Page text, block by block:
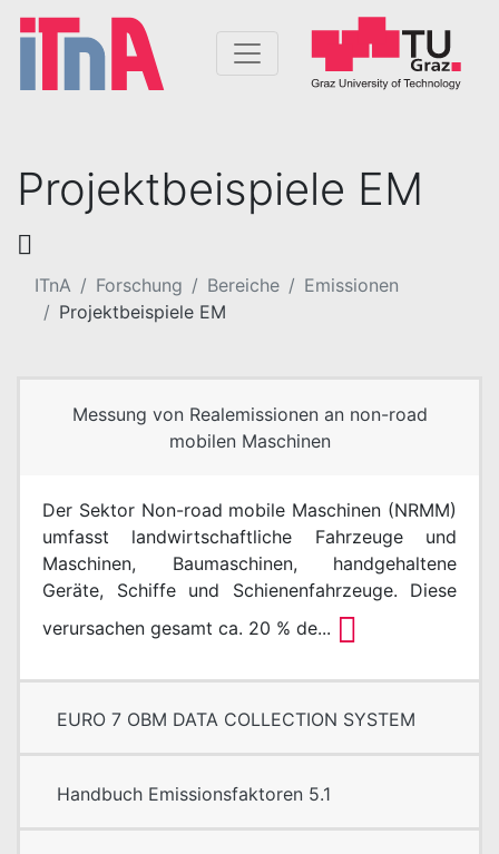
Projektbeispiele EM
ITnA Forschung Bereiche
Emissionen
Projektbeispiele EM
Messung von Realemissionen an non-road
mobilen Maschinen
Der Sektor Non-road mobile Maschinen (NRMM)
umfasst landwirtschaftliche Fahrzeuge und
Maschinen, Baumaschinen, handgehaltene
Geräte, Schiffe und Schienenfahrzeuge. Diese
verursachen gesamt ca. 20 % de...
EURO 7 OBM DATA COLLECTION SYSTEM
Handbuch Emissionsfaktoren 5.1